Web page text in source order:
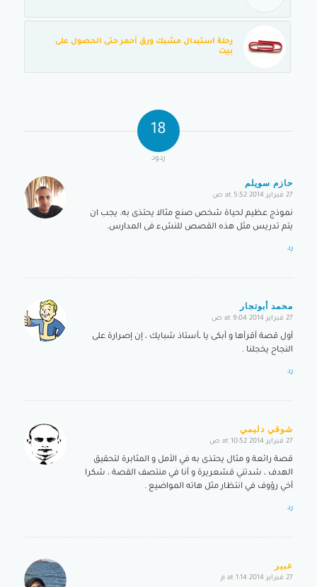
رحلة استبدال مشبك ورق أحمر حتى الحصول على
بيت
18
ردود
حازم سويلم
says:
27 فبراير 2014 at 5:52 ص
نموذج عظيم لحياة شخص صنع مثالا يحتذى به. يجب ان
يتم تدريس مثل هذه القصص للنشء فى المدارس.
رد
محمد أبوتجار
says:
27 فبراير 2014 at 9:04 ص
أول قصة أقرأها و أبكى يا ـأستاذ شبايك ، إن إصرارة على
النجاح يخجلنا .
رد
شوقي دليمي
says:
27 فبراير 2014 at 10:52 ص
قصة رائعة و مثال يحتذى به في الأمل و المثابرة لتحقيق
الهدف ، شدتني قشعريرة و أنا في منتصف القصة ، شكرا
أخي رؤوف في انتظار مثل هاته المواضيع .
رد
عبير
says:
27 فبراير 2014 at 1:14 م